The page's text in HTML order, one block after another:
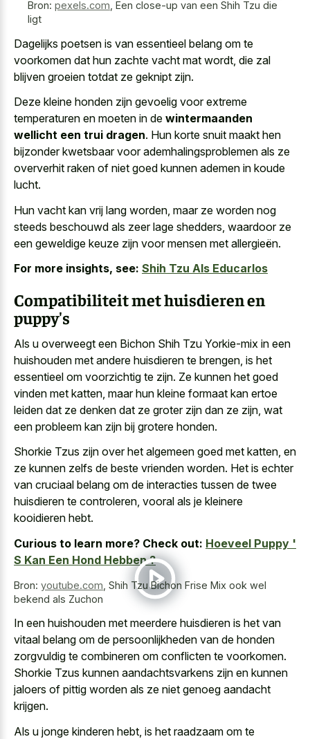
Bron: pexels.com, Een close-up van een Shih Tzu die
ligt
Dagelijks poetsen is van essentieel belang om te
voorkomen dat hun zachte vacht mat wordt, die zal
blijven groeien totdat ze geknipt zijn.
Deze kleine honden zijn gevoelig voor extreme
temperaturen en moeten in de wintermaanden
wellicht een trui dragen. Hun korte snuit maakt hen
bijzonder kwetsbaar voor ademhalingsproblemen als ze
oververhit raken of niet goed kunnen ademen in koude
lucht.
Hun vacht kan vrij lang worden, maar ze worden nog
steeds beschouwd als zeer lage shedders, waardoor ze
een geweldige keuze zijn voor mensen met allergieën.
For more insights, see: Shih Tzu Als Educarlos
Compatibiliteit met huisdieren en
puppy's
Als u overweegt een Bichon Shih Tzu Yorkie-mix in een
huishouden met andere huisdieren te brengen, is het
essentieel om voorzichtig te zijn. Ze kunnen het goed
vinden met katten, maar hun kleine formaat kan ertoe
leiden dat ze denken dat ze groter zijn dan ze zijn, wat
een probleem kan zijn bij grotere honden.
Shorkie Tzus zijn over het algemeen goed met katten, en
ze kunnen zelfs de beste vrienden worden. Het is echter
van cruciaal belang om de interacties tussen de twee
huisdieren te controleren, vooral als je kleinere
kooidieren hebt.
Curious to learn more? Check out: Hoeveel Puppy '
S Kan Een Hond Hebben ?
Bron: youtube.com Shih Tzu Bichon Frise Mix ook wel
bekend als Zuchon
In een huishouden met meerdere huisdieren is het van
vitaal belang om de persoonlijkheden van de honden
zorgvuldig te combineren om conflicten te voorkomen.
Shorkie Tzus kunnen aandachtsvarkens zijn en kunnen
jaloers of pittig worden als ze niet genoeg aandacht
krijgen.
Als u jonge kinderen hebt, is het raadzaam om te